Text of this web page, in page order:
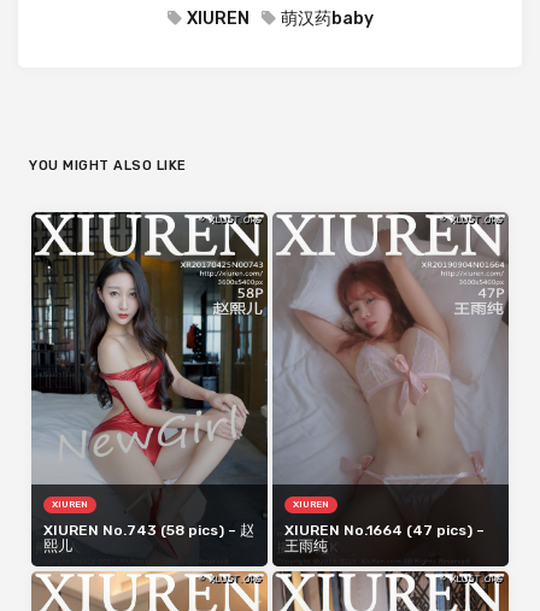
XIUREN 萌汉药baby
YOU MIGHT ALSO LIKE
XIUREN
XIUREN No.743 (58 pics) – 赵
熙儿
XIUREN
XIUREN No.1664 (47 pics) –
王雨纯